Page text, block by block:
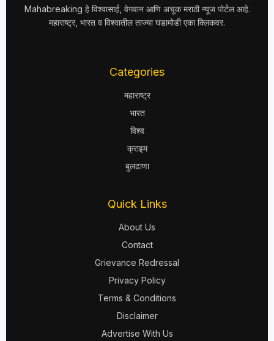
Mahabreaking हे विश्वासार्ह, वेगवान आणि अचूक मराठी न्यूज पोर्टल आहे.
महाराष्ट्र, भारत व विश्वातील ताज्या घडामोडी एका क्लिकवर.
Categories
महाराष्ट्र
भारत
विश्व
क्राइम
बुलढाणा
Quick Links
About Us
Contact
Grievance Redressal
Privacy Policy
Terms & Conditions
Disclaimer
Advertise With Us